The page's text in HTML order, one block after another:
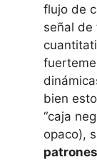
flujo de
señal de
bien
“caja
opaco),